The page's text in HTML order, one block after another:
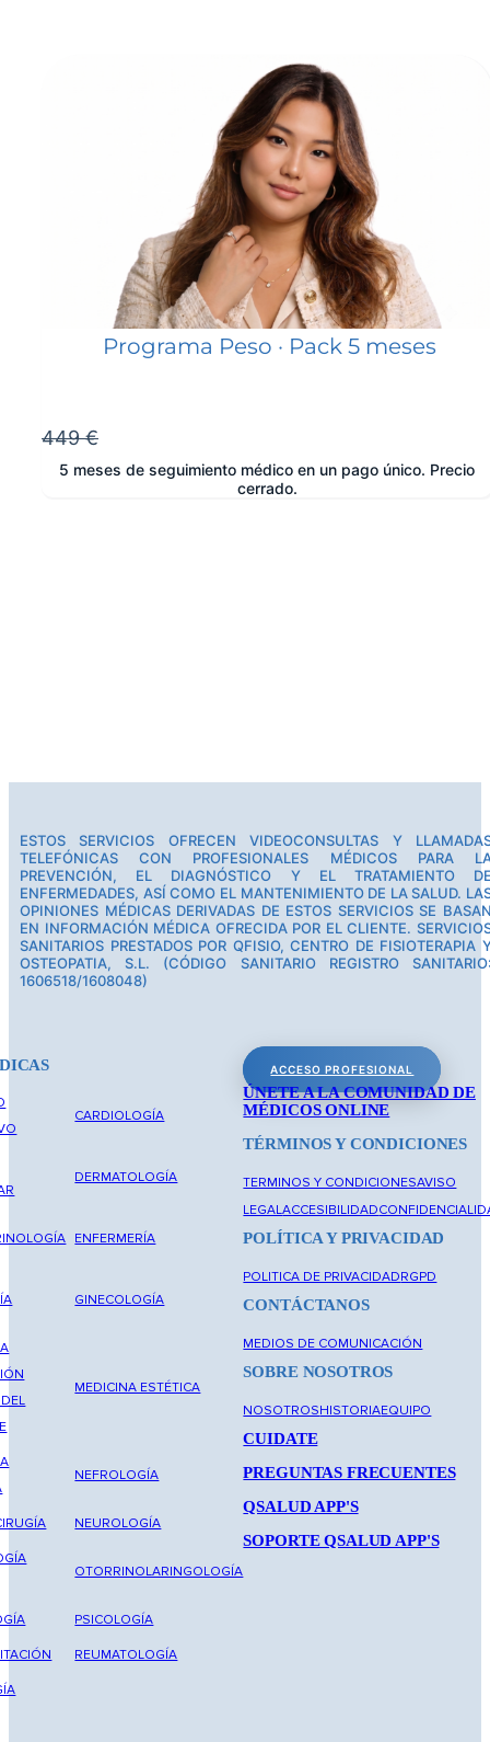
Programa Peso · Pack 5 meses
449 €
5 meses de seguimiento médico en un pago único. Precio
cerrado.
ESTOS SERVICIOS OFRECEN VIDEOCONSULTAS Y
TELEFÓNICAS CON PROFESIONALES MÉDICOS PARA
PREVENCIÓN, EL DIAGNÓSTICO Y EL TRATAMIENTO
ENFERMEDADES, ASÍ COMO EL MANTENIMIENTO DE LA SALUD.
OPINIONES MÉDICAS DERIVADAS DE ESTOS SERVICIOS SE
EN INFORMACIÓN MÉDICA OFRECIDA POR EL CLIENTE.
SANITARIOS PRESTADOS POR QFISIO, CENTRO DE FISIOTERAPIA
OSTEOPATIA, S.L. (CÓDIGO SANITARIO REGISTRO
1606518/1608048)
CARDIOLOGÍA
DERMATOLOGÍA
ENFERMERÍA
GINECOLOGÍA
MEDICINA ESTÉTICA
NEFROLOGÍA
NEUROLOGÍA
OTORRINOLARINGOLOGÍA
PSICOLOGÍA
REUMATOLOGÍA
ACCESO PROFESIONAL
ÚNETE A LA COMUNIDAD DE
MÉDICOS ONLINE
TÉRMINOS Y CONDICIONES
TERMINOS Y CONDICIONESAVISO
LEGALACCESIBILIDAD
POLÍTICA Y PRIVACIDAD
POLITICA DE PRIVACIDADRGPD
CONTÁCTANOS
MEDIOS DE COMUNICACIÓN
SOBRE NOSOTROS
NOSOTROSHISTORIAEQUIPO
CUIDATE
PREGUNTAS FRECUENTES
QSALUD APP'S
SOPORTE QSALUD APP'S